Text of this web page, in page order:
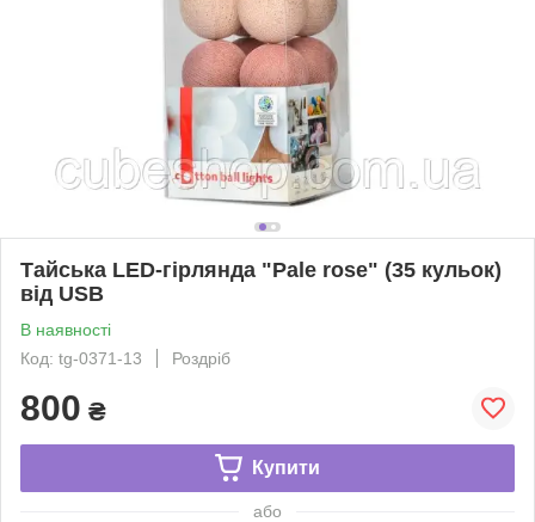
Тайська LED-гірлянда "Pale rose" (35 кульок)
від USB
В наявності
Код: tg-0371-13
Роздріб
800 ₴
Купити
або